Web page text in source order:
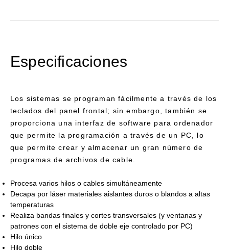
Especificaciones
Los sistemas se programan fácilmente a través de los
teclados del panel frontal; sin embargo, también se
proporciona una interfaz de software para ordenador
que permite la programación a través de un PC, lo
que permite crear y almacenar un gran número de
programas de archivos de cable.
Procesa varios hilos o cables simultáneamente
Decapa por láser materiales aislantes duros o blandos a altas
temperaturas
Realiza bandas finales y cortes transversales (y ventanas y
patrones con el sistema de doble eje controlado por PC)
Hilo único
Hilo doble